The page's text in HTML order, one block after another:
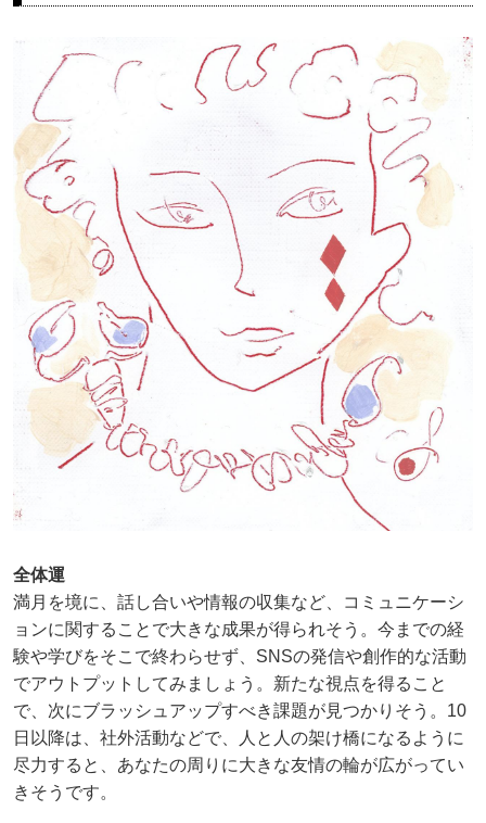
全体運
満月を境に、話し合いや情報の収集など、コミュニケーシ
ョンに関することで大きな成果が得られそう。今までの経
験や学びをそこで終わらせず、SNSの発信や創作的な活動
でアウトプットしてみましょう。新たな視点を得ること
で、次にブラッシュアップすべき課題が見つかりそう。10
日以降は、社外活動などで、人と人の架け橋になるように
尽力すると、あなたの周りに大きな友情の輪が広がってい
きそうです。